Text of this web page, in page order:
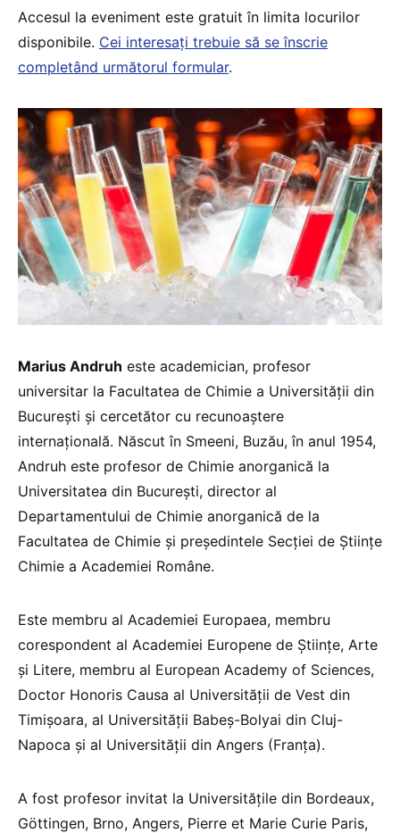
Accesul la eveniment este gratuit în limita locurilor
disponibile. Cei interesați trebuie să se înscrie
completând următorul formular.
Marius Andruh este academician, profesor
universitar la Facultatea de Chimie a Universității din
București și cercetător cu recunoaștere
internațională. Născut în Smeeni, Buzău, în anul 1954,
Andruh este profesor de Chimie anorganică la
Universitatea din București, director al
Departamentului de Chimie anorganică de la
Facultatea de Chimie și președintele Secției de Științe
Chimie a Academiei Române.
Este membru al Academiei Europaea, membru
corespondent al Academiei Europene de Științe, Arte
și Litere, membru al European Academy of Sciences,
Doctor Honoris Causa al Universității de Vest din
Timișoara, al Universității Babeș-Bolyai din Cluj-
Napoca și al Universității din Angers (Franța).
A fost profesor invitat la Universitățile din Bordeaux,
Göttingen, Brno, Angers, Pierre et Marie Curie Paris,